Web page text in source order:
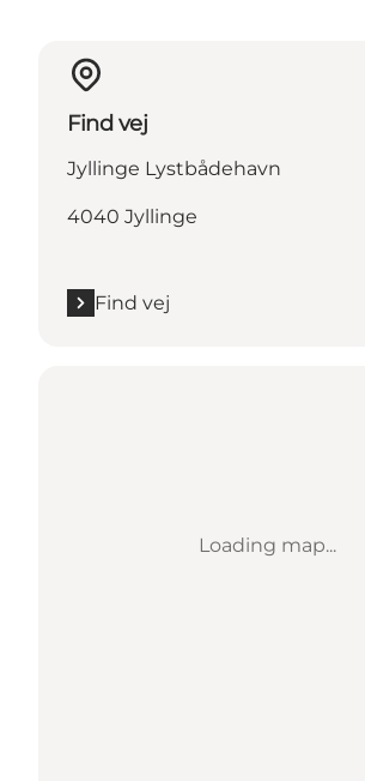
Find vej
Jyllinge Lystbådehavn
4040 Jyllinge
Find vej
Loading map...